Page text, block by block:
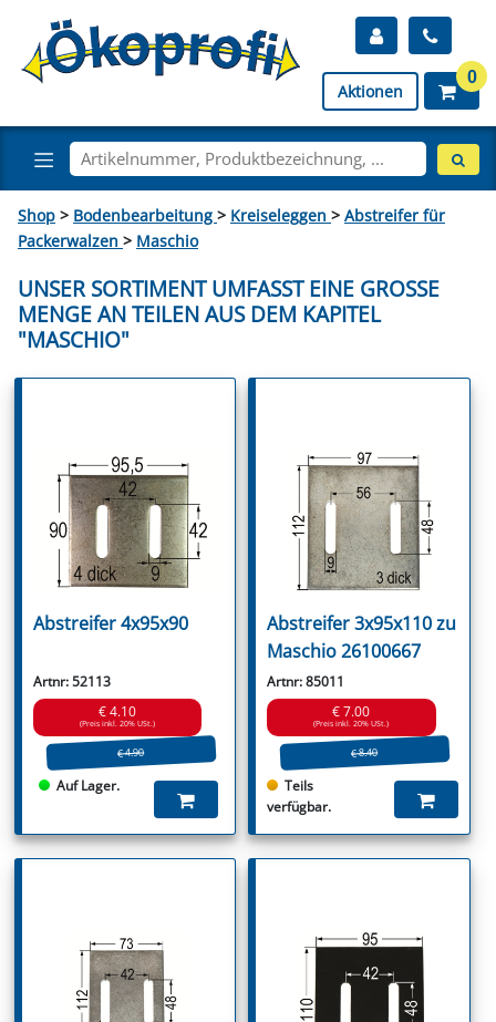
Aktionen
0
Shop > Bodenbearbeitung > Kreiseleggen > Abstreifer für
Packerwalzen > Maschio
UNSER SORTIMENT UMFASST EINE GROSSE M
ENGE AN TEILEN AUS DEM KAPITEL "
MASCHIO"
Abstreifer 4x95x90
Artnr: 52113
€ 4.10
(Preis inkl. 20% USt.)
€ 4.90
Auf Lager.
Abstreifer 3x95x110 zu
Maschio 26100667
Artnr: 85011
€ 7.00
(Preis inkl. 20% USt.)
€ 8.40
Teils
verfügbar.